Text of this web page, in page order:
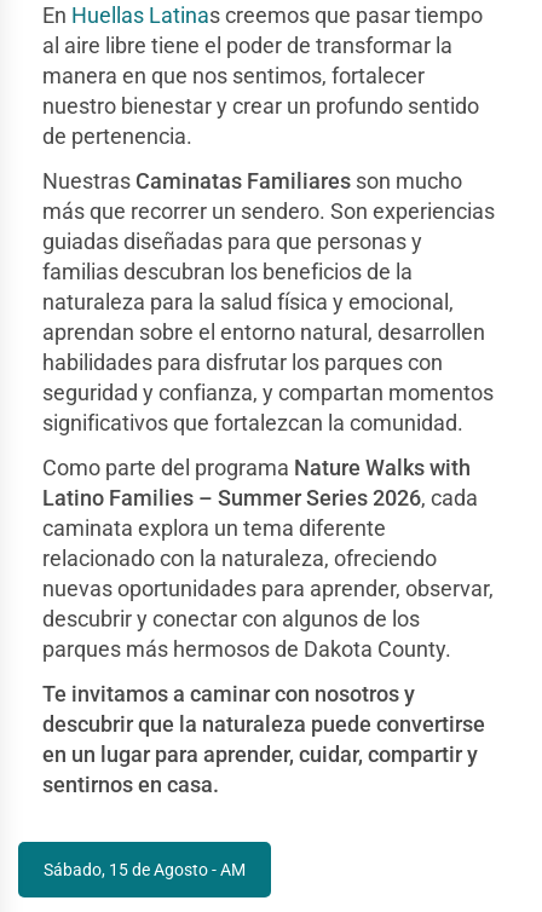
En Huellas Latinas creemos que pasar tiempo
al aire libre tiene el poder de transformar la
manera en que nos sentimos, fortalecer
nuestro bienestar y crear un profundo sentido
de pertenencia.
Nuestras Caminatas Familiares son mucho
más que recorrer un sendero. Son experiencias
guiadas diseñadas para que personas y
familias descubran los beneficios de la
naturaleza para la salud física y emocional,
aprendan sobre el entorno natural, desarrollen
habilidades para disfrutar los parques con
seguridad y confianza, y compartan momentos
significativos que fortalezcan la comunidad.
Como parte del programa Nature Walks with
Latino Families – Summer Series 2026, cada
caminata explora un tema diferente
relacionado con la naturaleza, ofreciendo
nuevas oportunidades para aprender, observar,
descubrir y conectar con algunos de los
parques más hermosos de Dakota County.
Te invitamos a caminar con nosotros y
descubrir que la naturaleza puede convertirse
en un lugar para aprender, cuidar, compartir y
sentirnos en casa.
Sábado, 15 de Agosto - AM